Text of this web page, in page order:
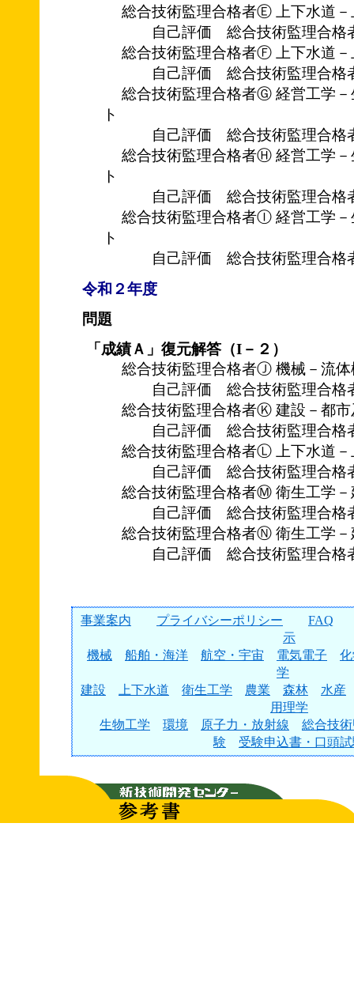
総合技術監理合格者Ⓔ 上下水道－
自己評価 総合技術監理合格
総合技術監理合格者Ⓕ 上下水道－
自己評価 総合技術監理合格
総合技術監理合格者Ⓖ 経営工学－
ト
自己評価 総合技術監理合格
総合技術監理合格者Ⓗ 経営工学－
ト
自己評価 総合技術監理合格
総合技術監理合格者Ⓘ 経営工学－
ト
自己評価 総合技術監理合格
令和２年度
問題
「成績Ａ」復元解答（I－２）
総合技術監理合格者Ⓙ 機械－流体
自己評価 総合技術監理合格
総合技術監理合格者Ⓚ 建設－都市
自己評価 総合技術監理合格
総合技術監理合格者Ⓛ 上下水道－
自己評価 総合技術監理合格
総合技術監理合格者Ⓜ 衛生工学－
自己評価 総合技術監理合格
総合技術監理合格者Ⓝ 衛生工学－
自己評価 総合技術監理合格
事業案内 プライバシーポリシー
FAQ
示
機械
船舶・海洋 航空・宇宙 電気電子
学
建設
上下水道 衛生工学 農業 森林
水産
用理学
生物工学
環境 原子力・放射線
総合技
験
受験申込書・口頭